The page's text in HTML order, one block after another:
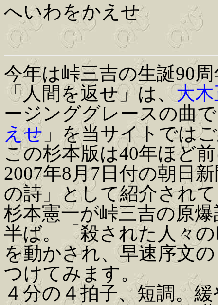
へいわをかえせ
今年は峠三吉の生誕90
「人間を返せ」は、大
ージンググレースの曲
えせ 」を当サイトでは
この杉本版は40年ほど
2007年8月7日付の朝日
の詩」として紹介され
杉本憲一が峠三吉の原
半ば。「殺された人々
を動かされ、早速序文
つけてみます。
４分の４拍子、短調。